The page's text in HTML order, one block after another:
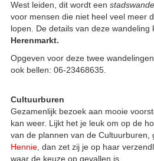
West leiden, dit wordt een
voor mensen die niet heel veel meer
lopen. De details van deze wandeling
Herenmarkt.
Opgeven voor deze twee
ook bellen: 06-23468635.
Cultuurburen
Gezamenlijk bezoek aan mooie
kan weer. Lijkt het je leuk om op de
van de plannen van de Cultuurburen,
Hennie dan zet zij je op haar
waar de keuze op gevallen is.